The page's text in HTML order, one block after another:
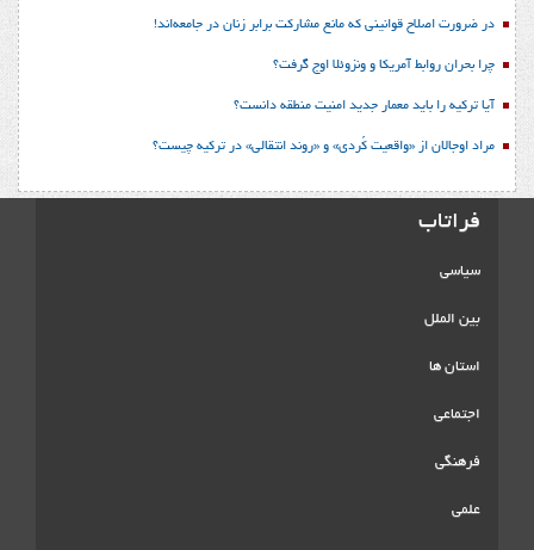
در ضرورت اصلاح قوانینی که مانع مشارکت برابر زنان در جامعه‌اند!
چرا بحران روابط آمریکا و ونزوئلا اوج گرفت؟
آیا ترکیه را باید معمار جدید امنیت منطقه دانست؟
مراد اوجالان از «واقعیت کُردی» و «روند انتقالی» در ترکیه چیست؟
فراتاب
سیاسی
بین الملل
استان ها
اجتماعی
فرهنگی
علمی